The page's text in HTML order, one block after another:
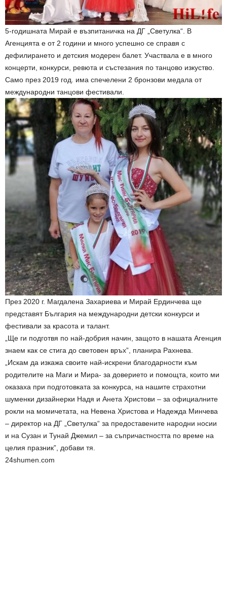
5-годишната Мирай е възпитаничка на ДГ „Светулка“. В
Агенцията е от 2 години и много успешно се справя с
дефилирането и детския модерен балет. Участвала е в много
концерти, конкурси, ревюта и състезания по танцово изкуство.
Само през 2019 год. има спечелени 2 бронзови медала от
международни танцови фестивали.
През 2020 г. Магдалена Захариева и Мирай Ердинчева ще
представят България на международни детски конкурси и
фестивали за красота и талант.
„Ще ги подготвя по най-добрия начин, защото в нашата Агенция
знаем как се стига до световен връх”, планира Рахнева.
„Искам да изкажа своите най-искрени благодарности към
родителите на Маги и Мира- за доверието и помощта, които ми
оказаха при подготовката за конкурса, на нашите страхотни
шуменки дизайнерки Надя и Анета Христови – за официалните
рокли на момичетата, на Невена Христова и Надежда Минчева
– директор на ДГ „Светулка“ за предоставените народни носии
и на Сузан и Тунай Джемил – за съпричастността по време на
целия празник”, добави тя.
24shumen.com